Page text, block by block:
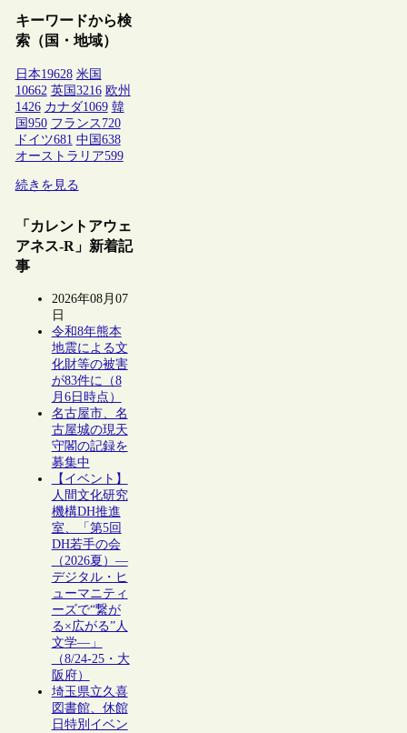
キーワードから検
索（国・地域）
日本19628 米国
10662 英国3216 欧州
1426 カナダ1069 韓
国950 フランス 720
ドイツ681 中国638
オーストラリア599
続きを見る
「カレントアウェ
アネス-R」新着記
事
2026年08月07
日
令和8年熊本
地震による文
化財等の被害
が83件に（8
月6日時点）
名古屋市、名
古屋城の現天
守閣の記録を
募集中
【イベント】
人間文化研究
機構DH推進
室、「第5回
DH若手の会
（2026夏）―
デジタル・ヒ
ューマニティ
ーズで“繋が
る×広がる”人
文学―」
（8/24-25・大
阪府）
埼玉県立久喜
図書館、休館
日特別イベン